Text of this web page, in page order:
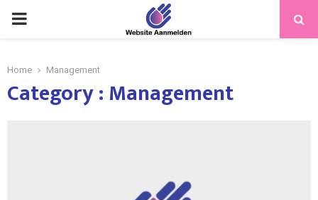
PRIMARY
Home Management
Category : Management